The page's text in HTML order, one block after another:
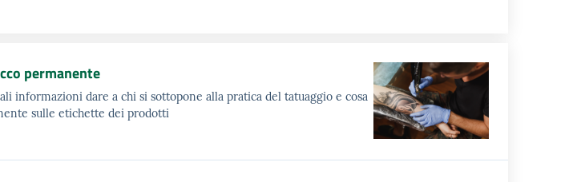
permanente
informazioni dare a chi si sottopone alla pratica del tatuaggio e cosa
sulle etichette dei prodotti